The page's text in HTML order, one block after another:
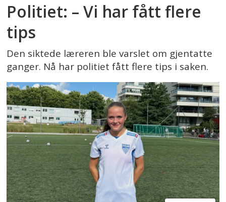
Politiet: – Vi har fått flere
tips
Den siktede læreren ble varslet om gjentatte
ganger. Nå har politiet fått flere tips i saken.